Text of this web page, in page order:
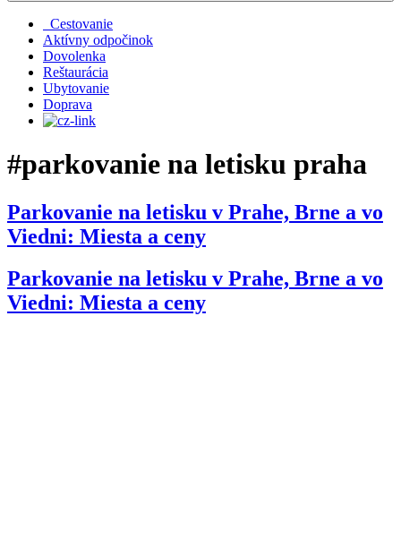
Cestovanie
Aktívny odpočinok
Dovolenka
Reštaurácia
Ubytovanie
Doprava
#parkovanie na letisku praha
Parkovanie na letisku v Prahe, Brne a vo
Viedni: Miesta a ceny
Parkovanie na letisku v Prahe, Brne a vo
Viedni: Miesta a ceny